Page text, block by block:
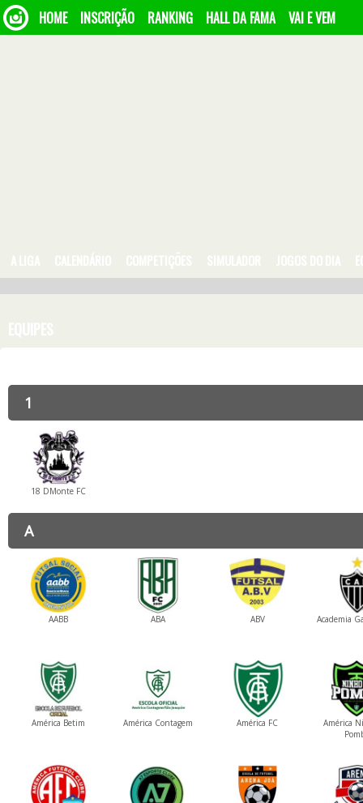
HOME INSCRIÇÃO RANKING HALL DA FAMA VAI E VEM
1
18 DMonte FC
A
AABB ABA ABV Academia
América Betim América Contagem América FC
América